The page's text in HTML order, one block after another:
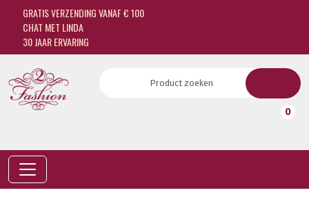
GRATIS VERZENDING VANAF € 100
CHAT MET LINDA
30 JAAR ERVARING
0